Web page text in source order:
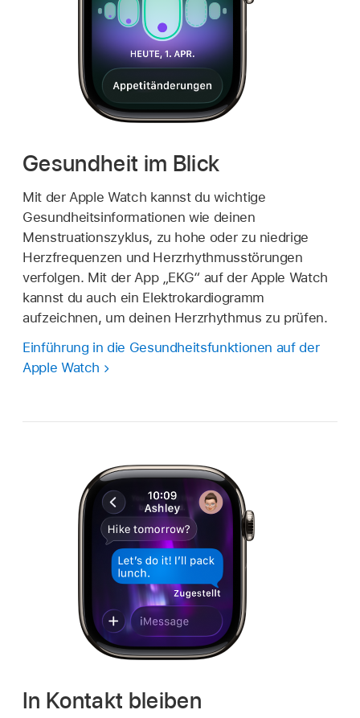
Gesundheit im Blick
Mit der Apple Watch kannst du wichtige
Gesundheitsinformationen wie deinen
Menstruationszyklus, zu hohe oder zu niedrige
Herzfrequenzen und Herzrhythmusstörungen
verfolgen. Mit der App „EKG“ auf der Apple Watch
kannst du auch ein Elektrokardiogramm
aufzeichnen, um deinen Herzrhythmus zu prüfen.
Einführung in die Gesundheitsfunktionen auf der
Apple Watch
In Kontakt bleiben